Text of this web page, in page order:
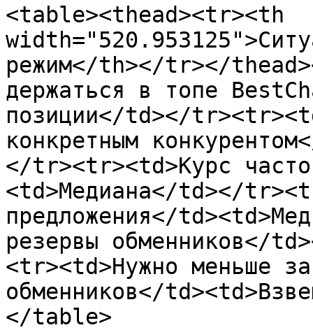
<table><thead><tr><th
режим</th></tr></
держаться в топе
позиции</td></
конкретным
</tr><tr><td>Курс
<td>Медиана</td></
предложения</
резервы обменников</
<tr><td>Нужно меньше
обменников</
</table>